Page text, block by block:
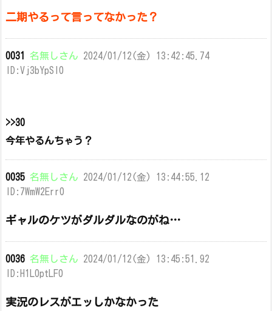
二期やるって言ってなかった？
0031 名無しさん 2024/01/12(金) 13:42:45.74
ID:Vj3bYpSI0
>>30
今年やるんちゃう？
0035 名無しさん 2024/01/12(金) 13:44:55.12
ID:7WmW2Err0
ギャルのケツがダルダルなのがね…
0036 名無しさん 2024/01/12(金) 13:45:51.92
ID:H1L0ptLF0
実況のレスがエッしかなかった